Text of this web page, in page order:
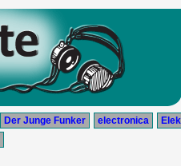
Der Junge Funker electronica